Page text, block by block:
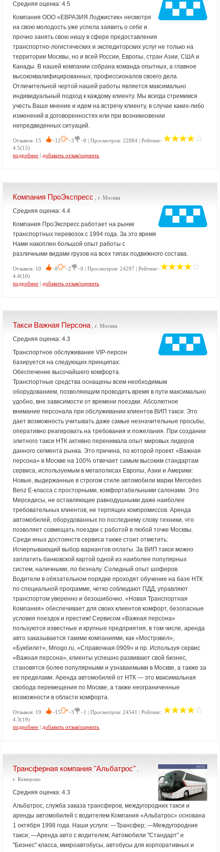
Средняя оценка: 4.5
Компания ООО «ЕВРАЗИЯ Лоджистик» несмотря
на свою молодость уже успела заявить о себе и
прочно занять свою нишу в сфере предоставления
транспортно-логистических и экспедиторских услуг не только на
территории Москвы, но и всей России, Европы, стран Азии, США и
Канады. В нашей компании собрана команда опытных, а главное
высококвалифицированных, профессионалов своего дела.
Отличительной чертой нашей работы является максимально
индивидуальный подход к каждому клиенту. Мы всегда стремимся
учесть Ваше мнение и идем на встречу клиенту, в случае каких-либо
изменений в договоренностях или при возникновении
непредвиденных ситуаций.
Отзывов: 15 −12 −3
−0 | Просмотров: 22884 | Рейтинг:
4.5(15)
подробнее | добавить отзыв/оценить
Компания ПроЭкспресс , г. Москва
Средняя оценка: 4.4
Компания ПроЭкспресс работает на рынке
транспортных перевозок с 1994 года. За это время
Нами накоплен большой опыт работы с
различными видами грузов на всех типах подвижного состава.
Отзывов: 10 −8 −2
−0 | Просмотров: 24297 | Рейтинг:
4.4(10)
подробнее | добавить отзыв/оценить
Такси Важная Персона , г. Москва
Средняя оценка: 4.3
Транспортное обслуживание VIP-персон
базируется на следующих принципах:
Обеспечение высочайшего комфорта.
Транспортные средства оснащены всем необходимым
оборудованием, позволяющим проводить время в пути максимально
удобно, вне зависимости от времени поездки. Абсолютное
внимание персонала при обслуживании клиентов ВИП такси. Это
дает возможность учитывать даже самые незначительные просьбы,
оперативно реагировать на требования и пожелания. При создании
элитного такси НТК активно перенимала опыт мировых лидеров
данного сегмента рынка. Это причина, по которой проект «Важная
персона» в Москве на 100% отвечает самым высоким стандартам
сервиса, используемым в мегаполисах Европы, Азии и Америки:
Новые, выдержанные в строгом стиле автомобили марки Mercedes
Benz E-класса с просторными, комфортабельными салонами. Это
Мерседесы, не оставляющие равнодушными даже наиболее
требовательных клиентов, не терпящих компромиссов. Аренда
автомобилей, оборудованных по последнему слову техники, что
позволяет совмещать поездки с работой в любой точке Москвы.
Среди иных достоинств сервиса также стоит отметить:
Исчерпывающий выбор вариантов оплаты. За ВИП такси можно
заплатить банковской картой одной из наиболее популярных
систем, наличными, по безналу. Солидный опыт шоферов.
Водители в обязательном порядке проходят обучение на базе НТК
по специальной программе, четко соблюдают ПДД, управляют
транспортом уверенно и безошибочно. «Новая Транспортная
Компания» обеспечивает для своих клиентов комфорт, безопасные
условия поездок и престиж! Сервисом «Важная персона»
пользуются известные и крупные предприятия, в том числе, аренда
авто заказывается такими компаниями, как «Мострэвел»,
«Букбилет», Mnogo.ru, «Справочная 0909» и пр. Используя сервис
«Важная персона», клиенты успешно развивают свой бизнес,
становятся более популярными и узнаваемыми в Москве, а также за
ее пределами. Аренда автомобилей от НТК — это максимальная
свобода перемещения по Москве, а также неограниченные
возможности в области комфорта.
Отзывов: 19 −15 −3
−1 | Просмотров: 24541 | Рейтинг:
4.3(19)
подробнее | добавить отзыв/оценить
Трансферная компания "Альбатрос"
г. Кемерово
Средняя оценка: 4.3
Альбатрос, служба заказа трансферов, междугородних такси и
аренды автомобилей с водителем Компания «Альбатрос» основана
1 октября 1998 года. Наши услуги: —Трансфер; —Междугородние
такси; —Аренда авто с водителем; Автомобили "Стандарт" и
"Бизнес" класса, микроавтобусы, автобусы для корпоративных и